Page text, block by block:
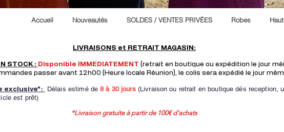
Accueil Nouveautés SOLDES / VENTES PRIVÉES Robes
LIVRAISONS et RETRAIT MAGASIN:
STOCK : Disponible IMMEDIATEMENT (retrait en boutique ou expédition le jour
passer avant 12h00 (Heure locale Réunion), le colis sera expédié le jour
exclusive": Délais estimé de8 à 30 jours(Livraison ou retrait en boutique dés reception,
est prêt)
*Livraison gratuite à partir de 100€ d'achats